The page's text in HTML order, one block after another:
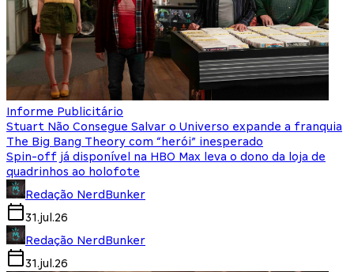
Informe Publicitário
Stuart Não Consegue Salvar o Universo expande a franquia
The Big Bang Theory com “herói” inesperado
Spin-off já disponível na HBO Max leva o dono da loja de
quadrinhos ao holofote
Redação NerdBunker
31.jul.26
Redação NerdBunker
31.jul.26